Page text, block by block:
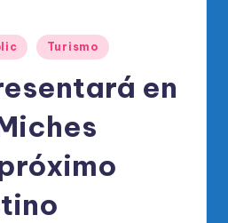
Turismo
en